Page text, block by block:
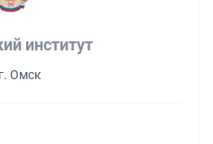
институт
г. Омск